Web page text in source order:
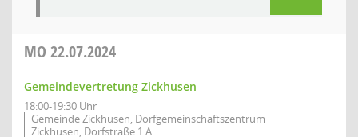
MO 22.07.2024
Gemeindevertretung Zickhusen
18:00-19:30 Uhr
Gemeinde Zickhusen, Dorfgemeinschaftszentrum
Zickhusen, Dorfstraße 1 A